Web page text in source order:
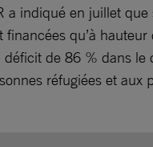
a indiqué en juillet que
financées qu’à
de 86 % dans le
réfugiées et aux